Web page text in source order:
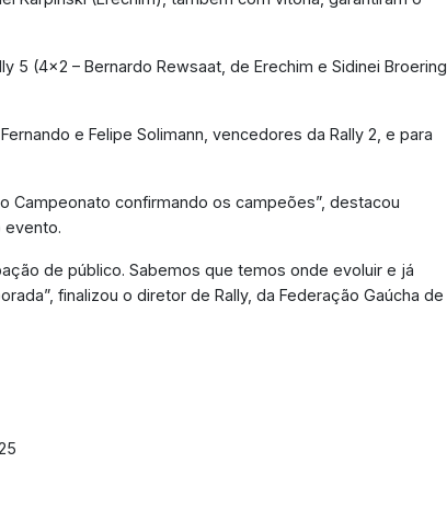
5 (4x2 – Bernardo Rewsaat, de Erechim e Sidinei Broering,
e Felipe Solimann, vencedores da Rally 2, e para
Campeonato confirmando os campeões”, destacou
evento.
de público. Sabemos que temos onde evoluir e já
finalizou o diretor de Rally, da Federação Gaúcha de